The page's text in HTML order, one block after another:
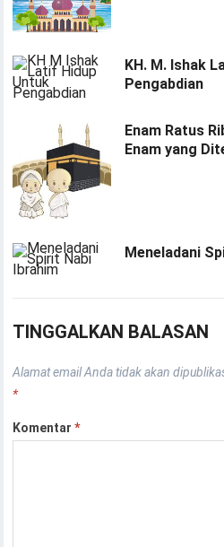
KH. M. Ishak
Pengabdian
Enam Ratus
Enam yang
Meneladani
TINGGALKAN BALASAN
Alamat email Anda tidak akan
*
Komentar*